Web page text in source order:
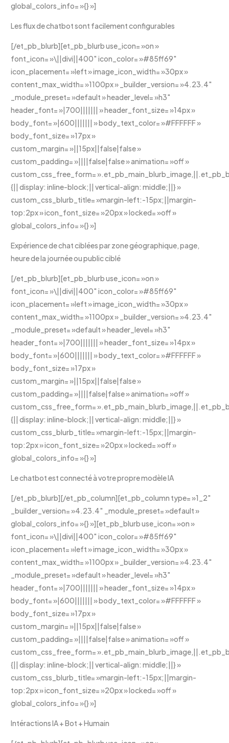
global_colors_info= »{} »]
Les flux de chatbot sont facilement configurables
[/et_pb_blurb][et_pb_blurb use_icon= »on »
font_icon= »\||divi||400″ icon_color= »#85ff69″
icon_placement= »left » image_icon_width= »30px »
content_max_width= »1100px » _builder_version= »4.23.4″
_module_preset= »default » header_level= »h3″
header_font= »|700||||||| » header_font_size= »14px »
body_font= »|600||||||| » body_text_color= »#FFFFFF »
body_font_size= »17px »
custom_margin= »||15px||false|false »
custom_padding= »||||false|false » animation= »off »
custom_css_free_form=
{|| display: inline-block;|| vertical-align: middle;||} »
custom_css_blurb_title= »margin-left:-15px;||margin-
top:2px » icon_font_size= »20px » locked= »off »
global_colors_info= »{} »]
Expérience de chat ciblées par zone géographique, page,
heure de la journée ou public ciblé
[/et_pb_blurb][et_pb_blurb use_icon= »on »
font_icon= »\||divi||400″ icon_color= »#85ff69″
icon_placement= »left » image_icon_width= »30px »
content_max_width= »1100px » _builder_version= »4.23.4″
_module_preset= »default » header_level= »h3″
header_font= »|700||||||| » header_font_size= »14px »
body_font= »|600||||||| » body_text_color= »#FFFFFF »
body_font_size= »17px »
custom_margin= »||15px||false|false »
custom_padding= »||||false|false » animation= »off »
custom_css_free_form=
{|| display: inline-block;|| vertical-align: middle;||} »
custom_css_blurb_title= »margin-left:-15px;||margin-
top:2px » icon_font_size= »20px » locked= »off »
global_colors_info= »{} »]
Le chatbot est connecté à votre propre modèle IA
[/et_pb_blurb][/et_pb_column][et_pb_column type= »1_2″
_builder_version= »4.23.4″ _module_preset= »default »
global_colors_info= »{} »][et_pb_blurb use_icon= »on »
font_icon= »\||divi||400″ icon_color= »#85ff69″
icon_placement= »left » image_icon_width= »30px »
content_max_width= »1100px » _builder_version= »4.23.4″
_module_preset= »default » header_level= »h3″
header_font= »|700||||||| » header_font_size= »14px »
body_font= »|600||||||| » body_text_color= »#FFFFFF »
body_font_size= »17px »
custom_margin= »||15px||false|false »
custom_padding= »||||false|false » animation= »off »
custom_css_free_form=
{|| display: inline-block;|| vertical-align: middle;||} »
custom_css_blurb_title= »margin-left:-15px;||margin-
top:2px » icon_font_size= »20px » locked= »off »
global_colors_info= »{} »]
Intéractions IA + Bot + Humain